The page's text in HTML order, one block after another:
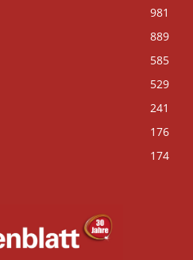
981
889
585
529
241
176
174